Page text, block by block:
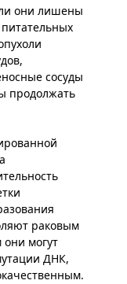
они лишены
сосуды
продолжать
раковым
они могут
ДНК,